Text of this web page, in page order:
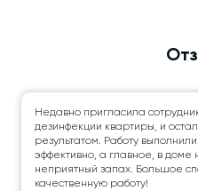
Недавно пригласила
дезинфекции квартиры, и
результатом. Работу
эффективно, а главное, в доме
неприятный запах. Большое
качественную работу!